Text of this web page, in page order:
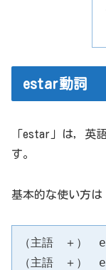
estar動詞
「estar」は，英
す。
基本的な使い方は
（主語　＋）
（主語　＋）